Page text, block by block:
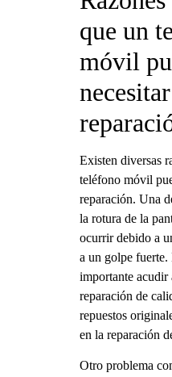
que un
móvil
necesitar
Existen diversas
teléfono móvil
reparación. Una
la rotura de la
ocurrir debido a
a un golpe fuerte.
importante acudir
reparación de
repuestos
en la reparación
Otro problema